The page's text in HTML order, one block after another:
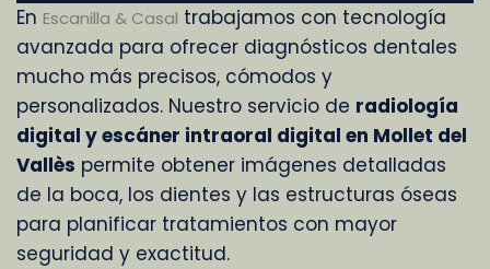
En Escanilla & Casal trabajamos con tecnología
avanzada para ofrecer diagnósticos dentales
mucho más precisos, cómodos y
personalizados. Nuestro servicio de radiología
digital y escáner intraoral digital en Mollet del
Vallès permite obtener imágenes detalladas
de la boca, los dientes y las estructuras óseas
para planificar tratamientos con mayor
seguridad y exactitud.